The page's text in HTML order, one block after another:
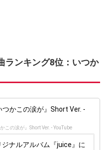
ンキング8位：いつか
かこの涙が』Short Ver. -
この涙が』Short Ver. - YouTube
ナルアルバム『juice』に